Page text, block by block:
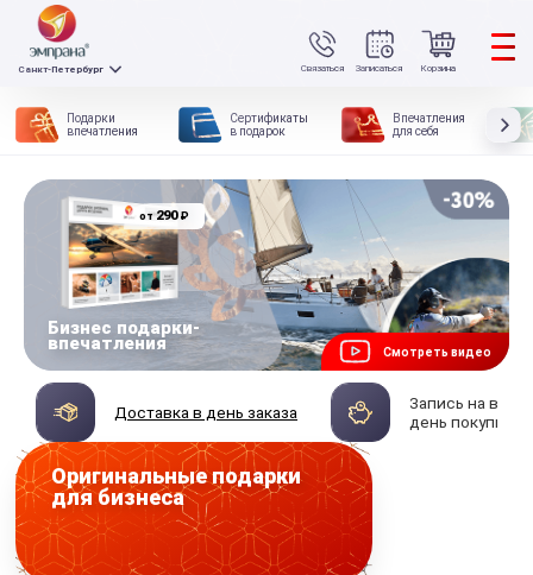
Связаться
Санкт-Петербург Записаться Корзина
Подарки
впечатления
Сертификаты
в подарок
Впечатления
для себя
Смотреть видео
от290₽
Бизнес подарки-
впечатления
Доставка в день заказа
Запись на
день покупки
Оригинальные подарки
для бизнеса